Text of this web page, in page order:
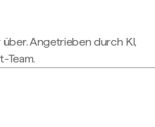
Angetrieben durch KI,
Team.